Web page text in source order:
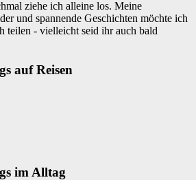
ziehe ich alleine los. Meine
und spannende Geschichten möchte ich
teilen - vielleicht seid ihr auch bald
auf Reisen
im Alltag